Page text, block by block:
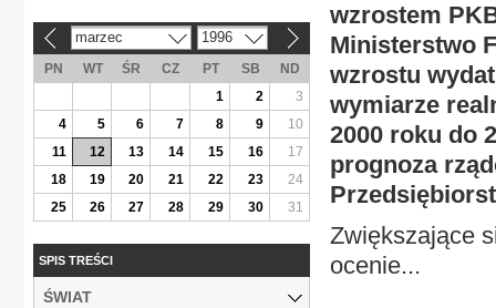
wzrostem
Ministerstwo
wzrostu
wymiarze
2000 roku do
prognoza
Zwiększające
ocenie...
marzec 1996
PN WT ŚR CZ PT SB
ND
1
2
3
4
5 6 7 8 9
10
11
12 13 14 15 16
17
18
19 20 21 22 23
24
25
26 27 28 29 30 31
SPIS TREŚCI
ŚWIAT